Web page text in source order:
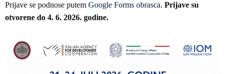
Prijave se podnose putem Google Forms obrasca. Prijave su
otvorene do 4. 6. 2026. godine.